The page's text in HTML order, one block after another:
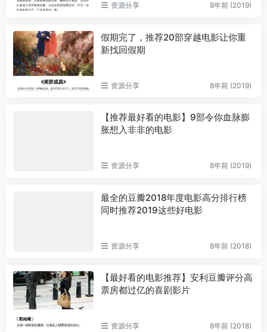
资源分享 8年前 (2019)
假期完了，推荐20部穿越电影让你重
新找回假期
资源分享 8年前 (2019)
【推荐最好看的电影】9部令你血脉膨
胀想入非非的电影
资源分享 8年前 (2019)
最全的豆瓣2018年度电影高分排行榜
同时推荐2019这些好电影
资源分享 8年前 (2018)
【最好看的电影推荐】安利豆瓣评分高
票房都过亿的喜剧影片
资源分享 8年前 (2018)